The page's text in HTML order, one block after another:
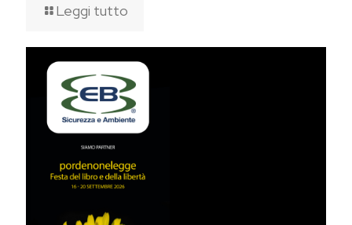
Leggi tutto